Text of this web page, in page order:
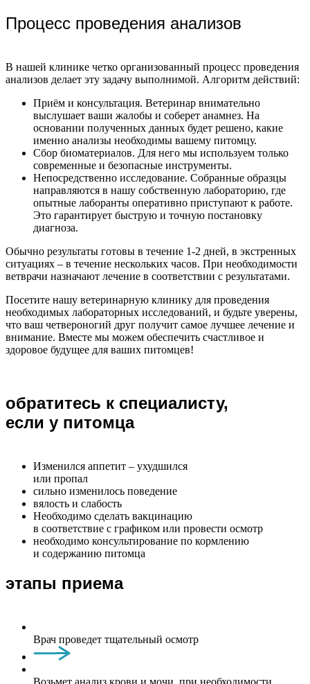
Процесс проведения анализов
В нашей клинике четко организованный процесс проведения
анализов делает эту задачу выполнимой. Алгоритм действий:
Приём и консультация. Ветеринар внимательно
выслушает ваши жалобы и соберет анамнез. На
основании полученных данных будет решено, какие
именно анализы необходимы вашему питомцу.
Сбор биоматериалов. Для него мы используем только
современные и безопасные инструменты.
Непосредственно исследование. Собранные образцы
направляются в нашу собственную лабораторию, где
опытные лаборанты оперативно приступают к работе.
Это гарантирует быструю и точную постановку
диагноза.
Обычно результаты готовы в течение 1-2 дней, в экстренных
ситуациях – в течение нескольких часов. При необходимости
ветврачи назначают лечение в соответствии с результатами.
Посетите нашу ветеринарную клинику для проведения
необходимых лабораторных исследований, и будьте уверены,
что ваш четвероногий друг получит самое лучшее лечение и
внимание. Вместе мы можем обеспечить счастливое и
здоровое будущее для ваших питомцев!
обратитесь к специалисту,
если у питомца
Изменился аппетит – ухудшился
или пропал
сильно изменилось поведение
вялость и слабость
Необходимо сделать вакцинацию
в соответствие с графиком или провести осмотр
необходимо консультирование по кормлению
и содержанию питомца
этапы приема
Врач проведет тщательный осмотр
Возьмет анализ крови и мочи, при необходимости